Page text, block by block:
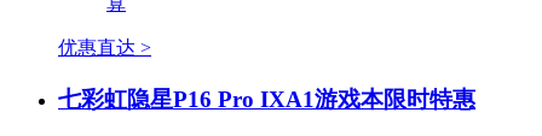
优惠直达 >
七彩虹隐星P16 Pro IXA1游戏本限时特惠